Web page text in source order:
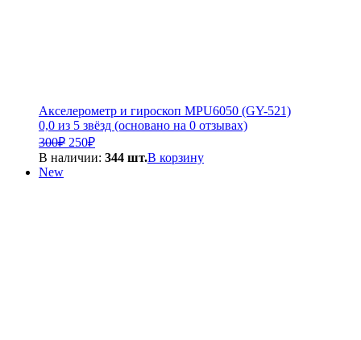
Акселерометр и гироскоп MPU6050 (GY-521)
0,0 из 5 звёзд (основано на 0 отзывах)
300₽ Первоначальная
цена
250₽Текущая
цена:
В наличии: 344 шт.В корзину
New